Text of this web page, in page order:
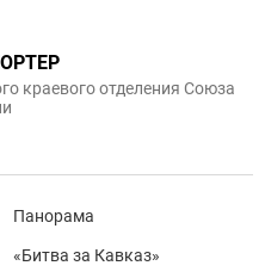
краевого отделения Союза
Панорама
«Битва за Кавказ»